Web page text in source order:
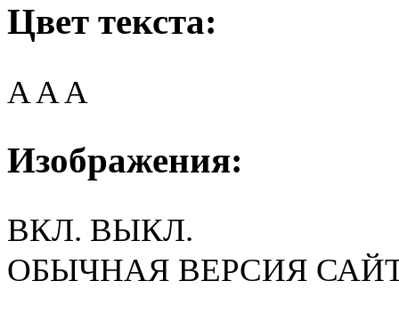
Цвет текста:
AAA
Изображения:
ВКЛ. ВЫКЛ.
ОБЫЧНАЯ ВЕРСИЯ